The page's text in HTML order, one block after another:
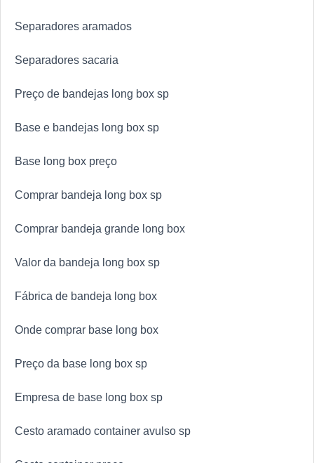
Separadores aramados
Separadores sacaria
Preço de bandejas long box sp
Base e bandejas long box sp
Base long box preço
Comprar bandeja long box sp
Comprar bandeja grande long box
Valor da bandeja long box sp
Fábrica de bandeja long box
Onde comprar base long box
Preço da base long box sp
Empresa de base long box sp
Cesto aramado container avulso sp